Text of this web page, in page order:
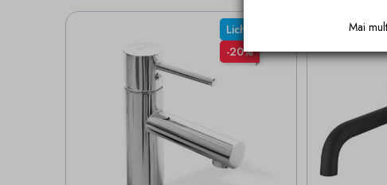
Lichidari Stoc
-20%
Mai